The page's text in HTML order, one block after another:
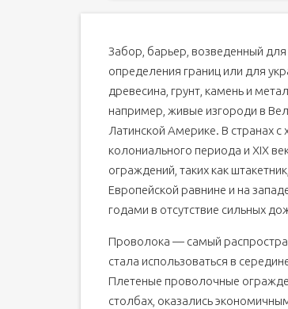
Забор, барьер, возведенный
определения границ или для
древесина, грунт, камень и
например, живые изгороди в
Латинской Америке. В странах
колониального периода и XIX
ограждений, таких как
Европейской равнине и на
годами в отсутствие сильных
Проволока — самый
стала использоваться в
Плетеные проволочные
столбах, оказались